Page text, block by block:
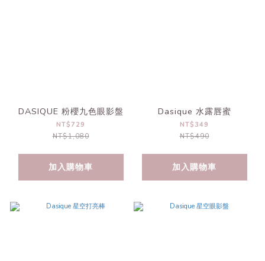
DASIQUE 粉櫻九色眼影盤
NT$729
NT$1,080
加入購物車
Dasique 水露唇蜜
NT$349
NT$490
加入購物車